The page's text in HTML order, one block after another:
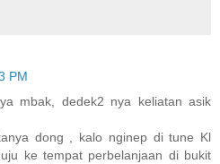
PM
mbak, dedek2 nya keliatan asik
dong , kalo nginep di tune Kl
ke tempat perbelanjaan di bukit